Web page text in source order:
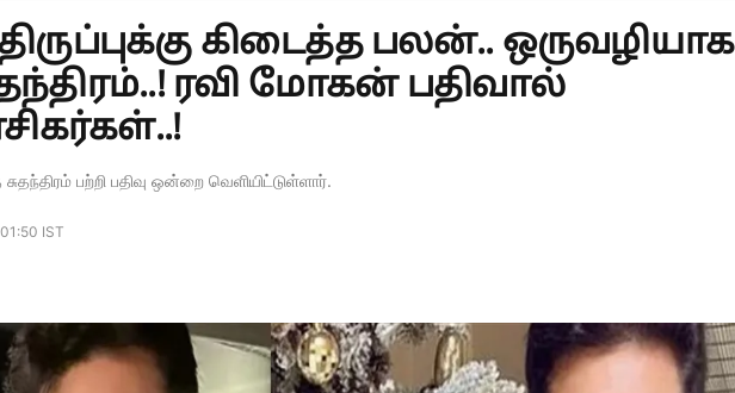
கிடைத்த பலன்.. ஒருவழியாக
ரவி மோகன் பதிவால்
பற்றி பதிவு ஒன்றை வெளியிட்டுள்ளார்.
IST